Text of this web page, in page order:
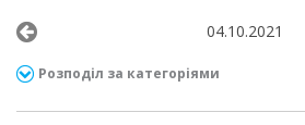
04.10.2021
Розподіл за категоріями